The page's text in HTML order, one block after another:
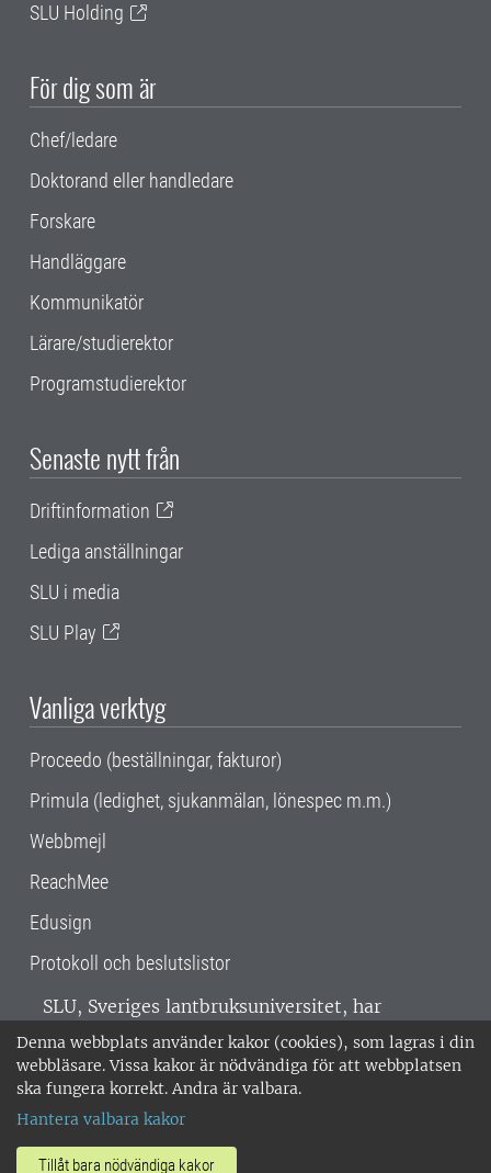
Denna webbplats använder kakor (cookies), som lagras i din
webbläsare. Vissa kakor är nödvändiga för att webbplatsen
ska fungera korrekt. Andra är valbara.
Hantera valbara kakor
Tillåt bara nödvändiga kakor
SLU Holding
För dig som är
Chef/ledare
Doktorand eller handledare
Forskare
Handläggare
Kommunikatör
Lärare/studierektor
Programstudierektor
Senaste nytt från
Driftinformation
Lediga anställningar
SLU i media
SLU Play
Vanliga verktyg
Proceedo (beställningar, fakturor)
Primula (ledighet, sjukanmälan, lönespec m.m.)
Webbmejl
ReachMee
Edusign
Protokoll och beslutslistor
SLU, Sveriges lantbruksuniversitet, har
verksamhet över hela Sverige. Huvudorter är
Alnarp, Uppsala och Umeå.SLU är
miljöcertifierat enligt ISO 14001. •
018-67 10 00 • Org nr: 202100-2817 •
Om SLU:s webbplatser